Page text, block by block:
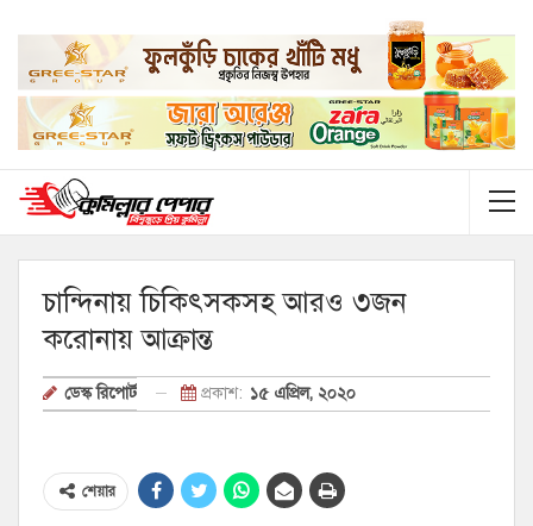
চান্দিনায় চিকিৎসকসহ আরও ৩জন
করোনায় আক্রান্ত
ডেস্ক রিপোর্ট প্রকাশ: ১৫ এপ্রিল, ২০২০
শেয়ার